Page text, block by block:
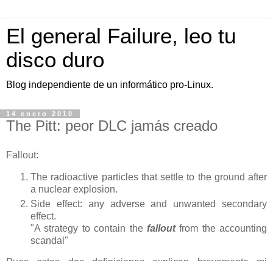
El general Failure, leo tu
disco duro
Blog independiente de un informático pro-Linux.
14 enero 2010
The Pitt: peor DLC jamás creado
Fallout:
The radioactive particles that settle to the ground after
a nuclear explosion.
Side effect: any adverse and unwanted secondary
effect.
"A strategy to contain the falloutfrom the accounting
scandal"